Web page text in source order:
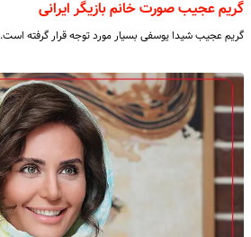
گریم عجیب صورت خانم بازیگر ایرانی
گریم عجیب شیدا یوسفی بسیار مورد توجه قرار گرفته است.